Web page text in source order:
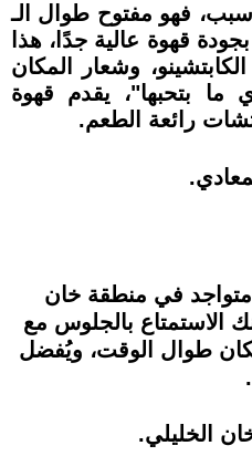
فهو مفتوح طوال الـ
قهوة عالية جدًا، هذا
وشعار المكان
ما بتحبها"، يقدم قهوة
رائعة الطعم.
في منطقة خان
الاستمتاع بالجلوس مع
طوال الوقت، ويُفضل
الخليلي.